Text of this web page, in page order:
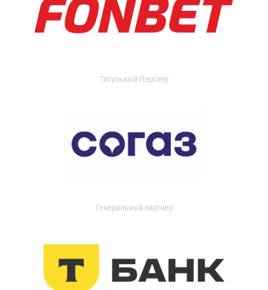
Титульный Партнер
Генеральный партнер